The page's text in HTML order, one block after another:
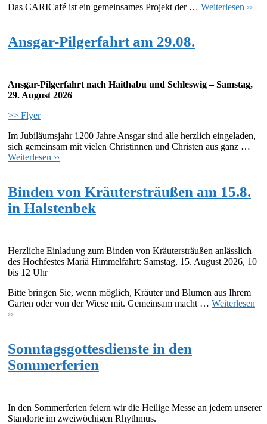
Das CARICafé ist ein gemeinsames Projekt der … Weiterlesen ››
Ansgar-Pilgerfahrt am 29.08.
Ansgar-Pilgerfahrt nach Haithabu und Schleswig – Samstag,
29. August 2026
>> Flyer
Im Jubiläumsjahr 1200 Jahre Ansgar sind alle herzlich eingeladen,
sich gemeinsam mit vielen Christinnen und Christen aus ganz …
Weiterlesen ››
Binden von Kräutersträußen am 15.8.
in Halstenbek
Herzliche Einladung zum Binden von Kräutersträußen anlässlich
des Hochfestes Mariä Himmelfahrt: Samstag, 15. August 2026, 10
bis 12 Uhr
Bitte bringen Sie, wenn möglich, Kräuter und Blumen aus Ihrem
Garten oder von der Wiese mit. Gemeinsam macht … Weiterlesen
››
Sonntagsgottesdienste in den
Sommerferien
In den Sommerferien feiern wir die Heilige Messe an jedem unserer
Standorte im zweiwöchigen Rhythmus.